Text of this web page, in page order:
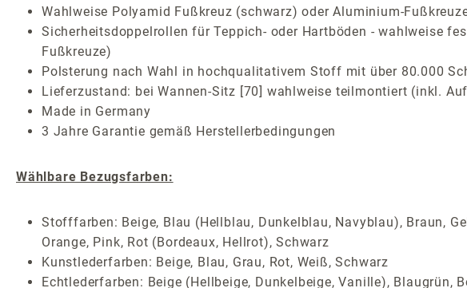
Wahlweise Polyamid Fußkreuz (schwarz) oder Aluminium-
Sicherheitsdoppelrollen für Teppich- oder Hartböden - wahlweise
Fußkreuze)
Polsterung nach Wahl in hochqualitativem Stoff mit über 80.000
Lieferzustand: bei Wannen-Sitz [70] wahlweise teilmontiert (inkl.
Made in Germany
3 Jahre Garantie gemäß Herstellerbedingungen
Wählbare Bezugsfarben:
Stofffarben: Beige, Blau (Hellblau, Dunkelblau, Navyblau), Braun,
Orange, Pink, Rot (Bordeaux, Hellrot), Schwarz
Kunstlederfarben: Beige, Blau, Grau, Rot, Weiß, Schwarz
Echtlederfarben: Beige (Hellbeige, Dunkelbeige, Vanille), Blaugrün,